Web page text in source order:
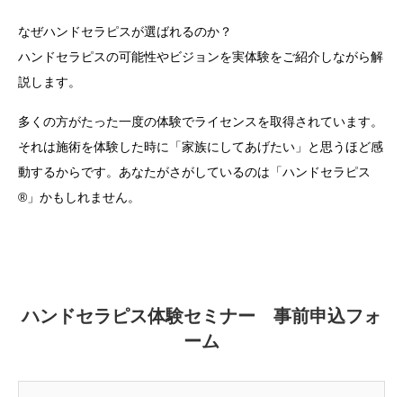
なぜハンドセラピスが選ばれるのか？
ハンドセラピスの可能性やビジョンを実体験をご紹介しながら解
説します。
多くの方がたった一度の体験でライセンスを取得されています。
それは施術を体験した時に「家族にしてあげたい」と思うほど感
動するからです。あなたがさがしているのは「ハンドセラピス
®」かもしれません。
ハンドセラピス体験セミナー 事前申込フォ
ーム